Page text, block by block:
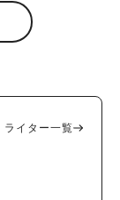
ライター一覧